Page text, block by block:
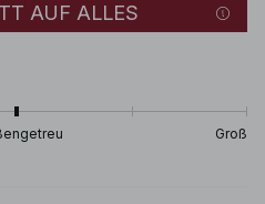
AUF ALLES
Groß